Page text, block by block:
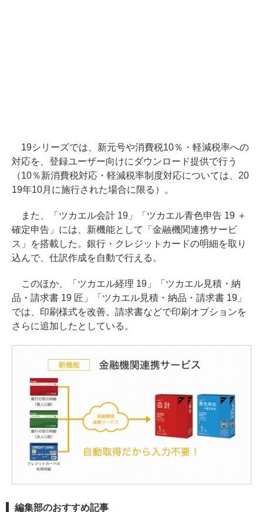
19シリーズでは、新元号や消費税10％・軽減税率への
対応を、登録ユーザー向けにダウンロード提供で行う
（10％新消費税対応・軽減税率制度対応については、20
19年10月に施行された場合に限る）。
また、「ツカエル会計 19」「ツカエル青色申告 19 ＋
確定申告」には、新機能として「金融機関連携サービ
ス」を搭載した。銀行・クレジットカードの明細を取り
込んで、仕訳作成を自動で行える。
このほか、「ツカエル経理 19」「ツカエル見積・納
品・請求書 19 匠」「ツカエル見積・納品・請求書 19」
では、印刷様式を改善。請求書などで印刷オプションを
さらに追加したとしている。
編集部のおすすめ記事